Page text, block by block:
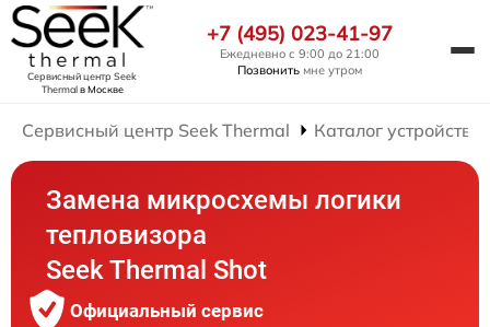
Сервисный центр Seek
Thermalв Москве
+7 (495) 023-41-97
Ежедневно с 9:00 до 21:00
Позвонить мне утром
Сервисный центр Seek Thermal Каталог устройств
Замена микросхемы логики
тепловизора
Seek Thermal Shot
Официальный сервис